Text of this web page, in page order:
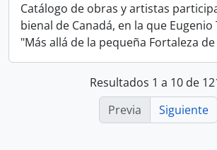
Catálogo de obras y artistas
bienal de Canadá, en la que
"Más allá de la pequeña Fortaleza
Resultados 1 a 10 de
Previa
Siguiente